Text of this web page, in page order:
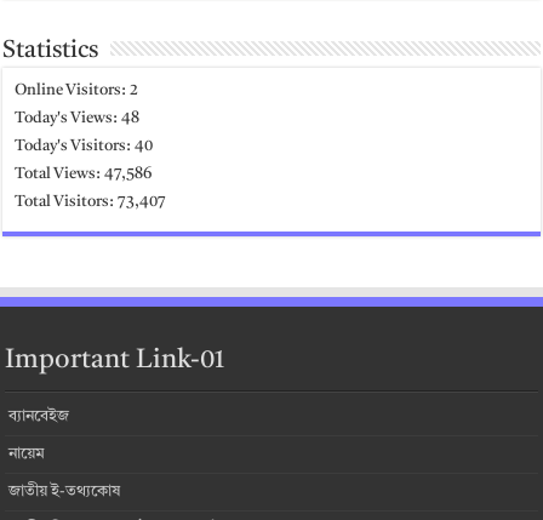
Statistics
Online Visitors:2
Today's Views:48
Today's Visitors:40
Total Views:47,586
Total Visitors:73,407
Important Link-01
ব্যানবেইজ
নায়েম
জাতীয় ই-তথ্যকোষ